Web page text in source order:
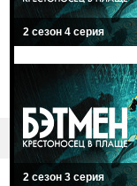
2 сезон 4 серия
2 сезон 3 серия